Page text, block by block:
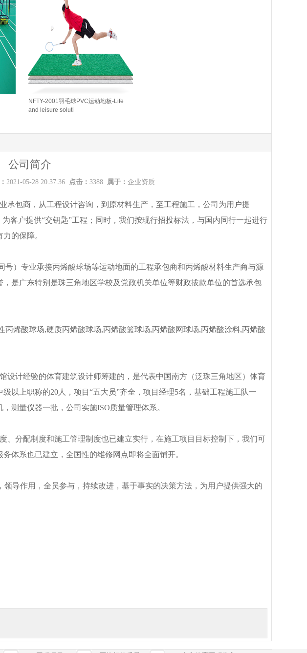
NFTY-2001羽毛球PVC运动地板-Life
and leisure soluti
公司简介
2021-05-28 20:37:36 点击： 3388 属于： 企业资质
承包商，从工程设计咨询，到原材料生产，至工程施工，公司为用户提
客户提供“交钥匙”工程；同时，我们按现行招投标法，与国内同行一起进行
的保障。
号）专业承接丙烯酸球场等运动地面的工程承包商和丙烯酸材料生产商与源
是广东特别是珠三角地区学校及党政机关单位等财政拔款单位的首选承包
烯酸球场,硬质丙烯酸球场,丙烯酸篮球场,丙烯酸网球场,丙烯酸涂料,丙烯酸
设计经验的体育建筑设计师筹建的，是代表中国南方（泛珠三角地区）体育
以上职称的20人，项目“五大员”齐全，项目经理5名，基础工程施工队一
测量仪器一批，公司实施ISO质量管理体系。
、分配制度和施工管理制度也已建立实行，在施工项目目标控制下，我们可
体系也已建立，全国性的维修网点即将全面铺开。
领导作用，全员参与，持续改进，基于事实的决策方法，为用户提供强大的